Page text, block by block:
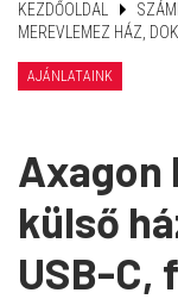
KEZDŐOLDAL
MEREVLEMEZ HÁZ,
AJÁNLATAINK
Axagon
külső
USB-C,